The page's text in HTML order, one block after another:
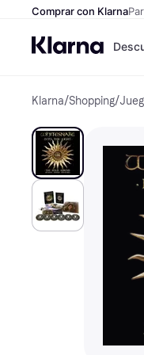
Comprar con Klarna
Klarna/Shopping/